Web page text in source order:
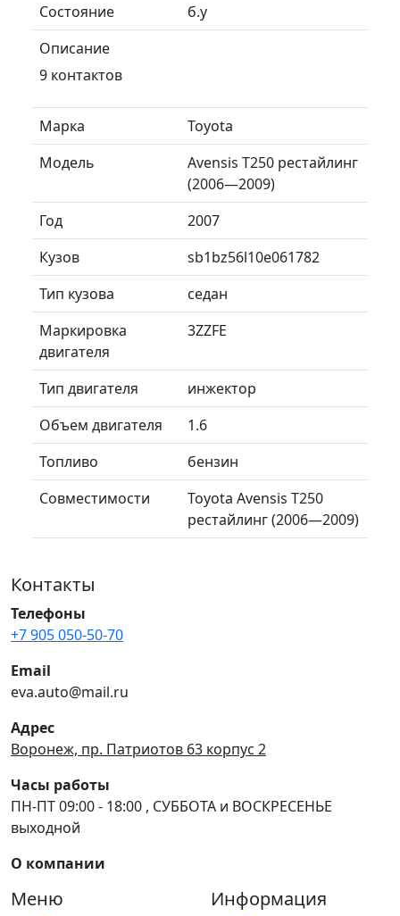
Состояние
б.у
Описание
9 контактов
Марка
Toyota
Модель
Avensis T250 рестайлинг
(2006—2009)
Год
2007
Кузов
sb1bz56l10e061782
Тип кузова
седан
Маркировка
двигателя
3ZZFE
Тип двигателя
инжектор
Объем двигателя
1.6
Топливо
бензин
Совместимости
Toyota Avensis T250
рестайлинг (2006—2009)
Контакты
Телефоны
+7 905 050-50-70
Email
eva.auto@mail.ru
Адрес
Воронеж, пр. Патриотов 63 корпус 2
Часы работы
ПН-ПТ 09:00 - 18:00 , СУББОТА и ВОСКРЕСЕНЬЕ
выходной
О компании
Меню Информация